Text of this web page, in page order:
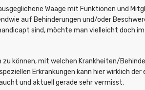
Waage mit Funktionen und
auf Behinderungen und/oder
sind, möchte man vielleicht doch
zu können, mit welchen Krankheiten/
Erkrankungen kann hier wirklich
und aktuell gerade sehr vermisst.